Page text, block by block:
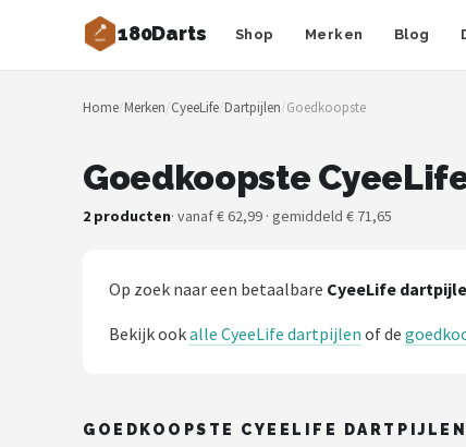
180Darts Shop Merken Blog
Zoeken
NAVIGATIE
Merken
Spelregels
Home/Merken/CyeeLife/Dartpijlen/Goedkoopste
Goedkoopste
2 producten· vanaf € 62,99 · gemiddeld € 71,65
Op zoek naar een betaalbare CyeeLife
Bekijk ookalle CyeeLife dartpijlen of de
GOEDKOOPSTE CYEELIFE DARTPIJLEN